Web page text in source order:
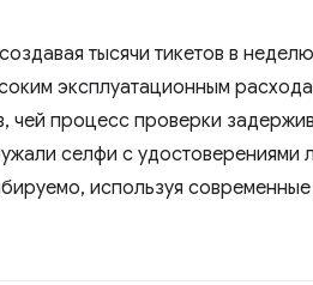
тысячи тикетов в
эксплуатационным
чей процесс проверки
селфи с удостоверениями
используя